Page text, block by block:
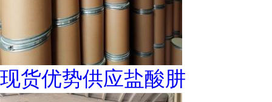
现货优势供应盐酸肼